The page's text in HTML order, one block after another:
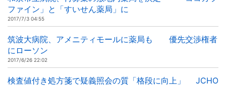
ファイン」と「すいせん薬局」に
2017/7/3 04:55
筑波大病院、アメニティモールに薬局も 優先交渉権者
にローソン
2017/6/26 22:02
検査値付き処方箋で疑義照会の質「格段に向上」 JCHO